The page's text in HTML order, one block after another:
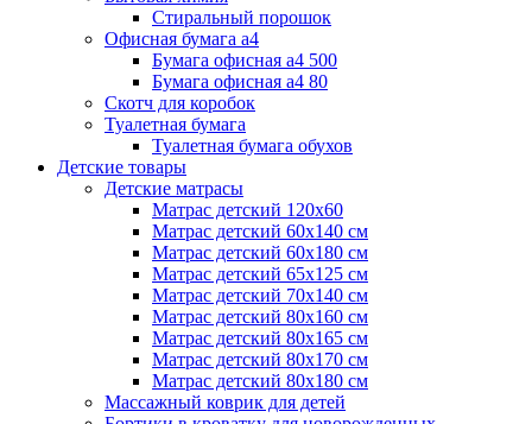
Стиральный порошок
Офисная бумага а4
Бумага офисная а4 500
Бумага офисная а4 80
Скотч для коробок
Туалетная бумага
Туалетная бумага обухов
Детские товары
Детские матрасы
Матрас детский 120х60
Матрас детский 60х140 см
Матрас детский 60х180 см
Матрас детский 65х125 см
Матрас детский 70х140 см
Матрас детский 80х160 см
Матрас детский 80х165 см
Матрас детский 80х170 см
Матрас детский 80х180 см
Массажный коврик для детей